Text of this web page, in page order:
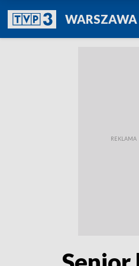
WARSZAWA
TVP